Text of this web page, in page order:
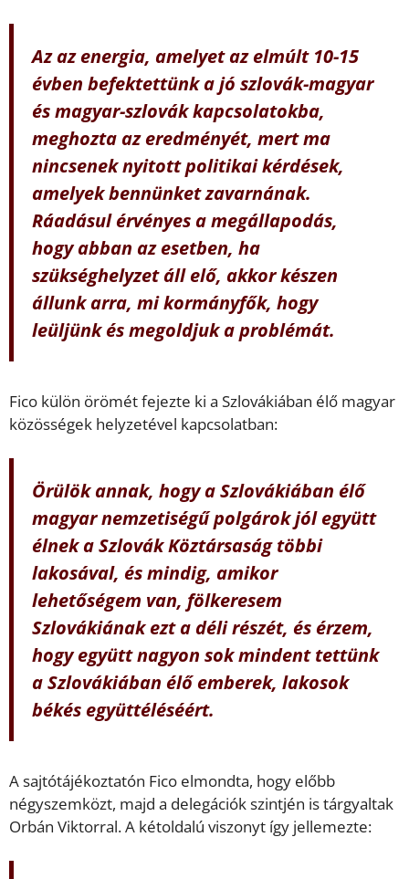
Az az energia, amelyet az elmúlt 10-15
évben befektettünk a jó szlovák-magyar
és magyar-szlovák kapcsolatokba,
meghozta az eredményét, mert ma
nincsenek nyitott politikai kérdések,
amelyek bennünket zavarnának.
Ráadásul érvényes a megállapodás,
hogy abban az esetben, ha
szükséghelyzet áll elő, akkor készen
állunk arra, mi kormányfők, hogy
leüljünk és megoldjuk a problémát.
Fico külön örömét fejezte ki a Szlovákiában élő magyar
közösségek helyzetével kapcsolatban:
Örülök annak, hogy a Szlovákiában élő
magyar nemzetiségű polgárok jól együtt
élnek a Szlovák Köztársaság többi
lakosával, és mindig, amikor
lehetőségem van, fölkeresem
Szlovákiának ezt a déli részét, és érzem,
hogy együtt nagyon sok mindent tettünk
a Szlovákiában élő emberek, lakosok
békés együttéléséért.
A sajtótájékoztatón Fico elmondta, hogy előbb
négyszemközt, majd a delegációk szintjén is tárgyaltak
Orbán Viktorral. A kétoldalú viszonyt így jellemezte: